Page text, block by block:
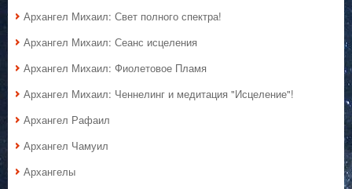
Архангел Михаил: Свет полного спектра!
Архангел Михаил: Сеанс исцеления
Архангел Михаил: Фиолетовое Пламя
Архангел Михаил: Ченнелинг и медитация "Исцеление"!
Архангел Рафаил
Архангел Чамуил
Архангелы